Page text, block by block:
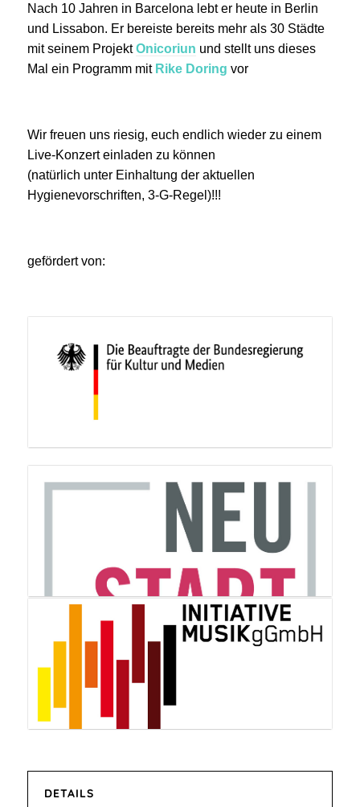
Nach 10 Jahren in Barcelona lebt er heute in Berlin
und Lissabon. Er bereiste bereits mehr als 30 Städte
mit seinem ProjektOnicoriun und stellt uns dieses
Mal ein Programm mit Rike Doring vor
Wir freuen uns riesig, euch endlich wieder zu einem
Live-Konzert einladen zu können
(natürlich unter Einhaltung der aktuellen
Hygienevorschriften, 3-G-Regel)!!!
gefördert von:
DETAILS